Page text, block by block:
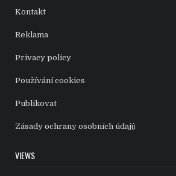
Kontakt
Reklama
Privacy policy
Používání cookies
Publikovat
Zásady ochrany osobních údajů
VIEWS